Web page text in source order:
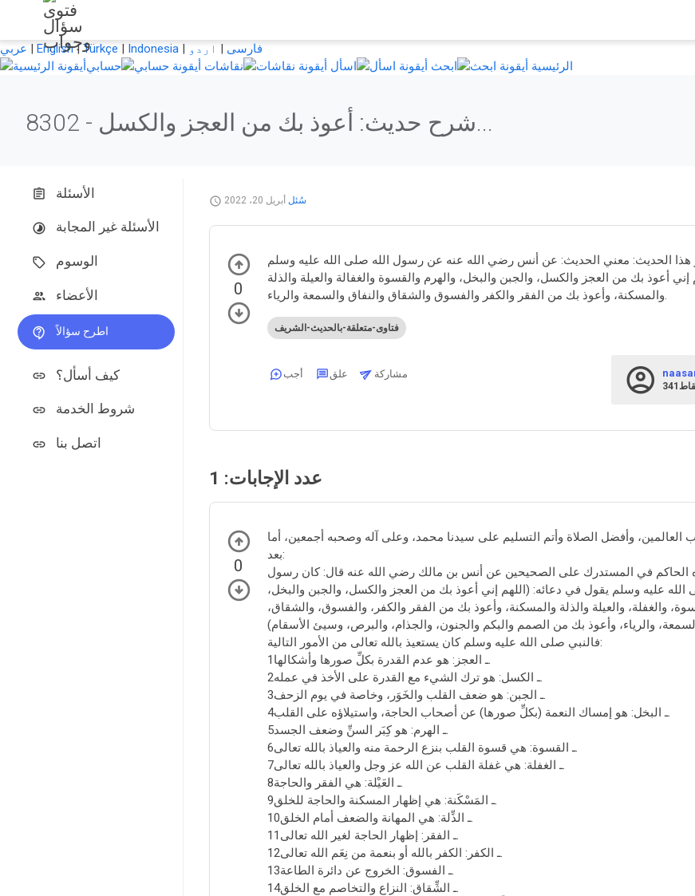
عربي | English|Türkçe | Indonesia | فارسی | اردو
الرئيسية
ابحث اسأل نقاشات حسابي
8302 - شرح حديث: أعوذ بك من العجز والكسل...
الأسئلة
الأسئلة غير المجابة
الوسوم
الأعضاء
اطرح سؤالاً
كيف أسأل؟
شروط الخدمة
اتصل بنا
سُئل أبريل 20، 2022
0
هذا الحديث: معني الحديث: عن أنس رضي الله عنه عن رسول الله صلى الله عليه وسلم
إني أعوذ بك من العجز والكسل، والجبن والبخل، والهرم والقسوة والغفالة والعيلة والذلة
والمسكنة، وأعوذ بك من الفقر والكفر والفسوق والشقاق والنفاق والسمعة والرياء.
فتاوى-متعلقة-بالحديث-الشريف
أجب علق مشاركة
عدد الإجابات: 1
0
العالمين، وأفضل الصلاة وأتم التسليم على سيدنا محمد، وعلى آله وصحبه أجمعين، أما
بعد:
الحاكم في المستدرك على الصحيحين عن أنس بن مالك رضي الله عنه قال: كان رسول
الله عليه وسلم يقول في دعائه: (اللهم إني أعوذ بك من العجز والكسل، والجبن والبخل،
والغفلة، والعيلة والذلة والمسكنة، وأعوذ بك من الفقر والكفر، والفسوق، والشقاق،
فالنبي صلى الله عليه وسلم كان يستعيذ بالله تعالى من الأمور التالية:
1ـ العجز: هو عدم القدرة بكلِّ صورها وأشكالها.
2ـ الكسل: هو ترك الشيء مع القدرة على الأخذ في عمله.
3ـ الجبن: هو ضعف القلب والخَوَر، وخاصة في يوم الزحف.
4ـ البخل: هو إمساك النعمة (بكلِّ صورها) عن أصحاب الحاجة، واستيلاؤه على القلب.
5ـ الهرم: هو كِبَر السنِّ وضعف الجسد.
6ـ القسوة: هي قسوة القلب بنزع الرحمة منه والعياذ بالله تعالى.
7ـ الغفلة: هي غفلة القلب عن الله عز وجل والعياذ بالله تعالى.
8ـ العَيْلة: هي الفقر والحاجة.
9ـ المَسْكَنة: هي إظهار المسكنة والحاجة للخلق.
10ـ الذِّلة: هي المهانة والضعف أمام الخلق.
11ـ الفقر: إظهار الحاجة لغير الله تعالى.
12ـ الكفر: الكفر بالله أو بنعمة من نِعَم الله تعالى.
13ـ الفسوق: الخروج عن دائرة الطاعة.
14ـ الشِّقاق: النزاع والتخاصم مع الخلق.